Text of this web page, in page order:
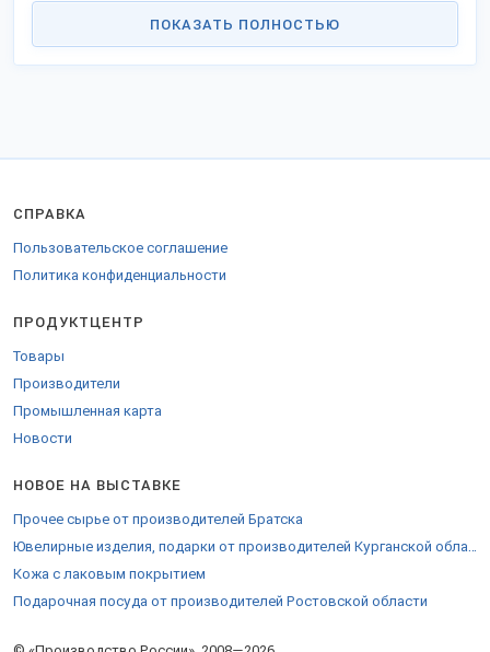
ПОКАЗАТЬ ПОЛНОСТЬЮ
СПРАВКА
Пользовательское соглашение
Политика конфиденциальности
ПРОДУКТЦЕНТР
Товары
Производители
Промышленная карта
Новости
НОВОЕ НА ВЫСТАВКЕ
Прочее сырье от производителей Братска
Ювелирные изделия, подарки от производителей Курганской области
Кожа с лаковым покрытием
Подарочная посуда от производителей Ростовской области